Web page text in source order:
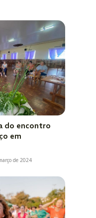
do encontro
em
de 2024